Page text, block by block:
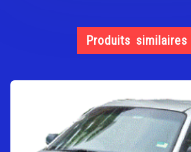
Produits similaires